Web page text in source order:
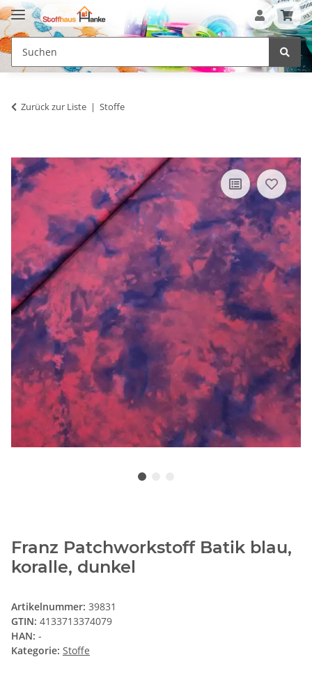
Zurück zur Liste Stoffe
Franz Patchworkstoff Batik blau,
koralle, dunkel
Artikelnummer: 39831
GTIN: 4133713374079
HAN: -
Kategorie: Stoffe